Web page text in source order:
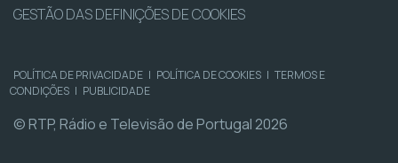
GESTÃO DAS DEFINIÇÕES DE COOKIES
POLÍTICA DE PRIVACIDADE | POLÍTICA DE COOKIES | TERMOS E
CONDIÇÕES | PUBLICIDADE
© RTP, Rádio e Televisão de Portugal 2026